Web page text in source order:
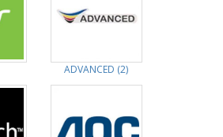
ADVANCED (2)